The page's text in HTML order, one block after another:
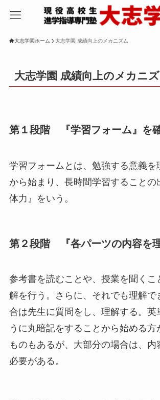
大志学園ホーム 大志学園 成績向上のメカニズム
大志学園 成績向上のメカニ
第１段階 『学習フォーム』を
学習フォームとは、勉強する意義を
から始まり、長時間学習することの
体力』をいう。
第２段階 『各パーツの内容を理
参考書を読むことや、授業を聞くこ
解を行う。さらに、それでも理解で
合は先生に質問をし、理解する。英
うに丸暗記をすることから始める方
ものもあるが、大部分の場合は、内
必要がある。